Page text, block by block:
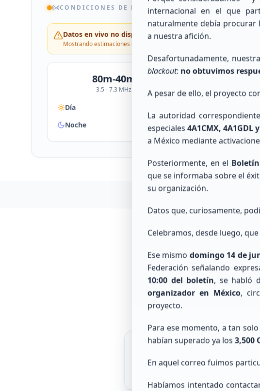
CONDICIONES DE BANDAS HF
Datos en vivo no disponibles
Mostrando estimaciones de respaldo.
RESPALDO
80m-40m
3.5 - 7.3 MHz
Día
Noche BUENO
30m-
10.1 -
Noche
Consulta
internacional en el que
naturalmente debía procurar
a nuestra afición.
Desafortunadamente,
blackout: no obtuvimos
A pesar de ello, el proyecto
La autoridad
especiales4A1CMX, 4A1GDL
a México mediante
Posteriormente, en el
que se informaba sobre el
su organización.
Datos que, curiosamente,
Celebramos, desde luego,
Ese mismo domingo 14 de
Federación señalando
10:00 del boletín, se habló
organizador en México,
proyecto.
Para ese momento, a tan
habían superado ya los 3,500
En aquel correo fuimos
Habíamos intentado